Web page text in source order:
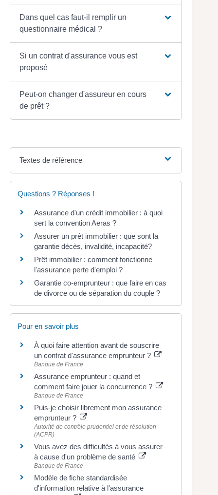
Dans quel cas faut-il remplir un
questionnaire médical ?
Si un contrat d'assurance vous est
proposé
Peut-on changer d'assureur en cours
de prêt ?
Textes de référence
Questions ? Réponses !
Assurance d'un crédit immobilier : à quoi
sert la convention Aeras ?
Assurer un prêt immobilier : que sont la
garantie décès, invalidité, incapacité?
Prêt immobilier : comment fonctionne
l'assurance perte d'emploi ?
Garantie co-emprunteur : que faire en cas
de divorce ou de séparation du couple ?
Pour en savoir plus
À quoi faire attention avant de souscrire
un contrat d'assurance emprunteur ?
Banque de France
Assurance emprunteur : quand et
comment faire jouer la concurrence ?
Banque de France
Puis-je choisir librement mon assurance
emprunteur ?
Autorité de contrôle prudentiel et de résolution
(ACPR)
Vous avez des difficultés à vous assurer
à cause d'un problème de santé
Banque de France
Modèle de fiche standardisée
d'information relative à l'assurance